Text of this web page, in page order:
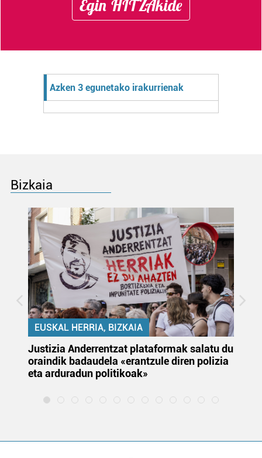
Egin HITZAkide
Azken 3 egunetako irakurrienak
Bizkaia
EUSKAL HERRIA, BIZKAIA
Justizia Anderrentzat plataformak salatu du
oraindik badaudela «erantzule diren polizia
eta arduradun politikoak»